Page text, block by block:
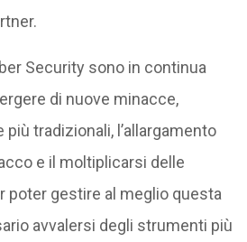
Security sono in continua
di nuove minacce,
più tradizionali, l’allargamento
e il moltiplicarsi delle
poter gestire al meglio questa
avvalersi degli strumenti più